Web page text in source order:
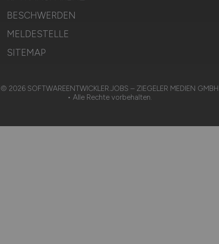
BESCHWERDEN
MELDESTELLE
SITEMAP
© 2026 SOFTWAREENTWICKLER.JOBS – ZIEGELER MEDIEN GMBH
• Alle Rechte vorbehalten.